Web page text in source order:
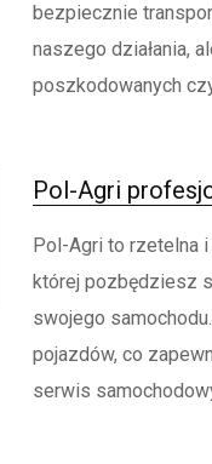
bezpiecznie
naszego działania,
poszkodowanych
Pol-Agri
Pol-Agri to rzetelna
której pozbędziesz
swojego
pojazdów, co
serwis